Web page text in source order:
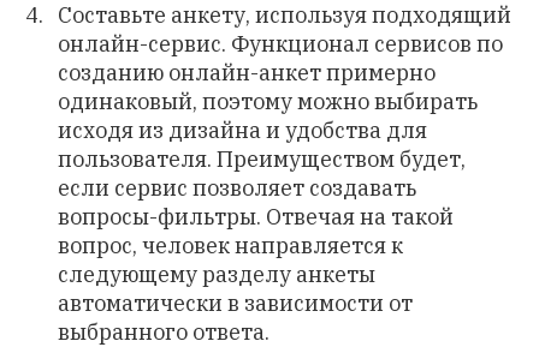
Составьте анкету, используя подходящий
онлайн-сервис. Функционал сервисов по
созданию онлайн-анкет примерно
одинаковый, поэтому можно выбирать
исходя из дизайна и удобства для
пользователя. Преимуществом будет,
если сервис позволяет создавать
вопросы-фильтры. Отвечая на такой
вопрос, человек направляется к
следующему разделу анкеты
автоматически в зависимости от
выбранного ответа.